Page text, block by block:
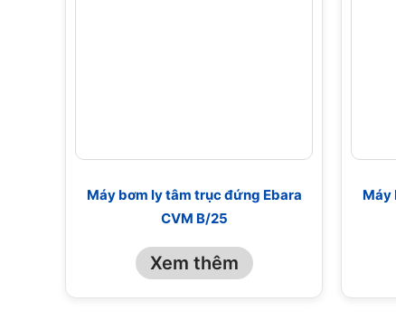
Máy bơm ly tâm trục đứng Ebara
CVM B/25
Xem thêm
Máy